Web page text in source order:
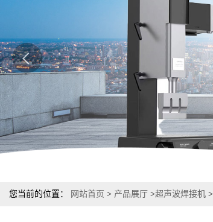
您当前的位置： 网站首页 > 产品展厅 >超声波焊接机 >